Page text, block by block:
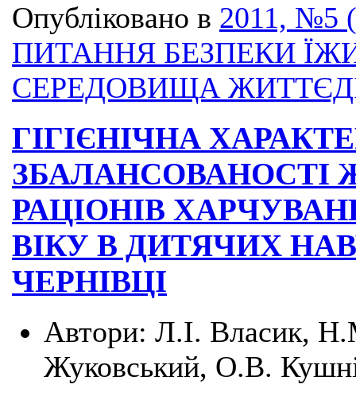
Опубліковано в 2011, №5
ПИТАННЯ БЕЗПЕКИ
СЕРЕДОВИЩА
ГІГІЄНІЧНА
ЗБАЛАНСОВАНОСТІ
РАЦІОНІВ
ВІКУ В ДИТЯЧИХ
ЧЕРНІВЦІ
Автори: Л.І. Власик,
Жуковський, О.В.